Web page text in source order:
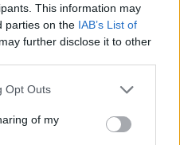
This information may
parties on the IAB’s List of
further disclose it to other
Opt Outs
of my